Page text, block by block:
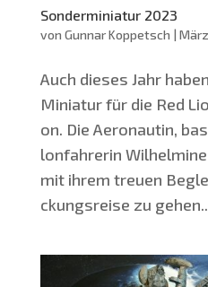
Sonderminiatur 2023
von Gunnar Koppetsch |
Auch die­ses Jahr
Minia­tur für die Red
on. Die Aero­nau­tin,
lon­fah­re­rin
mit ihrem treu­en
ckungs­rei­se zu